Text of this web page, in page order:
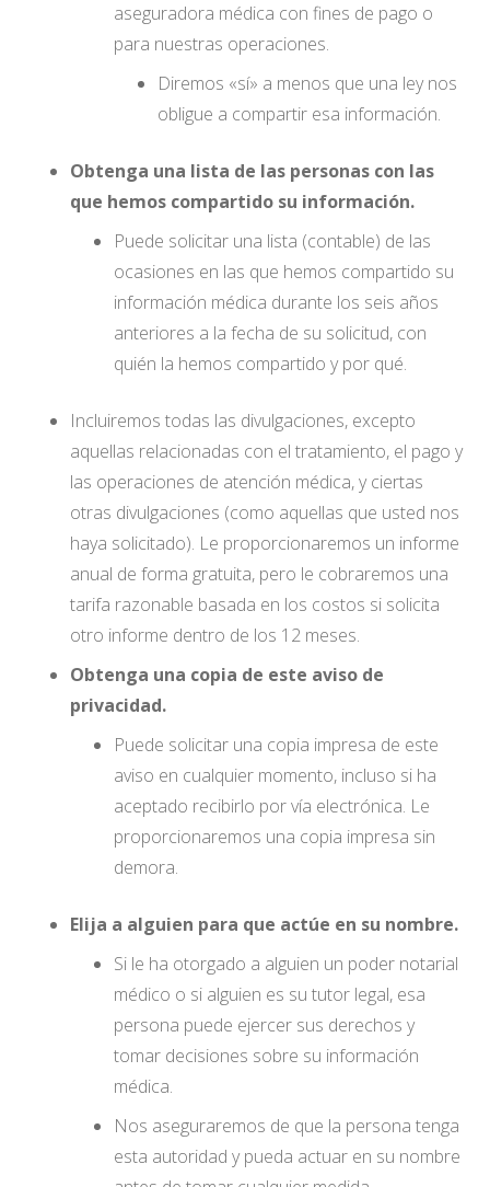
aseguradora médica con fines de pago o
para nuestras operaciones.
Diremos «sí» a menos que una ley nos
obligue a compartir esa información.
Obtenga una lista de las personas con las
que hemos compartido su información.
Puede solicitar una lista (contable) de las
ocasiones en las que hemos compartido su
información médica durante los seis años
anteriores a la fecha de su solicitud, con
quién la hemos compartido y por qué.
Incluiremos todas las divulgaciones, excepto
aquellas relacionadas con el tratamiento, el pago y
las operaciones de atención médica, y ciertas
otras divulgaciones (como aquellas que usted nos
haya solicitado). Le proporcionaremos un informe
anual de forma gratuita, pero le cobraremos una
tarifa razonable basada en los costos si solicita
otro informe dentro de los 12 meses.
Obtenga una copia de este aviso de
privacidad.
Puede solicitar una copia impresa de este
aviso en cualquier momento, incluso si ha
aceptado recibirlo por vía electrónica. Le
proporcionaremos una copia impresa sin
demora.
Elija a alguien para que actúe en su nombre.
Si le ha otorgado a alguien un poder notarial
médico o si alguien es su tutor legal, esa
persona puede ejercer sus derechos y
tomar decisiones sobre su información
médica.
Nos aseguraremos de que la persona tenga
esta autoridad y pueda actuar en su nombre